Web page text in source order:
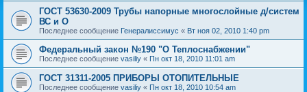
ГОСТ 53630-2009 Трубы напорные многослойные д/систем
ВС и О
Последнее сообщение Генералиссимус « Вт ноя 02, 2010 1:40 pm
Федеральный закон №190 "О Теплоснабжении"
Последнее сообщение vasiliy « Пн окт 18, 2010 11:01 am
ГОСТ 31311-2005 ПРИБОРЫ ОТОПИТЕЛЬНЫЕ
Последнее сообщение vasiliy « Пн окт 18, 2010 10:54 am